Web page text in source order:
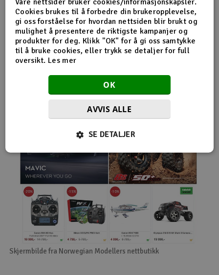
nybegynnerutstyr og avanserte løsninger hos samme
leverandør. Da internett for alvor endret
handelsmønstrene på 2000-tallet, satset Norwegian
Modellers tidlig på netthandel. Nettbutikken modellers.no
gjorde det mulig for kunder fra hele landet å handle
spesialprodukter som tidligere ofte bare var tilgjengelige i
større byer. Samtidig fortsatte selskapet å drive fysisk
Skjermbilde fra Norwegian Modellers nettbutikk
Cookies brukes til å forbedre din brukeropplevelse,
gi oss forståelse for hvordan nettsiden blir brukt og
mulighet å presentere de riktigste kampanjer og
produkter for deg. Klikk "OK" for å gi oss samtykke
til å bruke cookies, eller trykk se detaljer for full
oversikt. Les mer
OK
AVVIS ALLE
SE DETALJER